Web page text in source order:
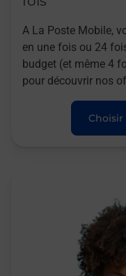
A La Poste Mobile,
en une fois ou 24
budget (et même 4
pour découvrir nos